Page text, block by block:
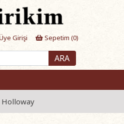
Girişi Sepetim (0)
ARA
Holloway